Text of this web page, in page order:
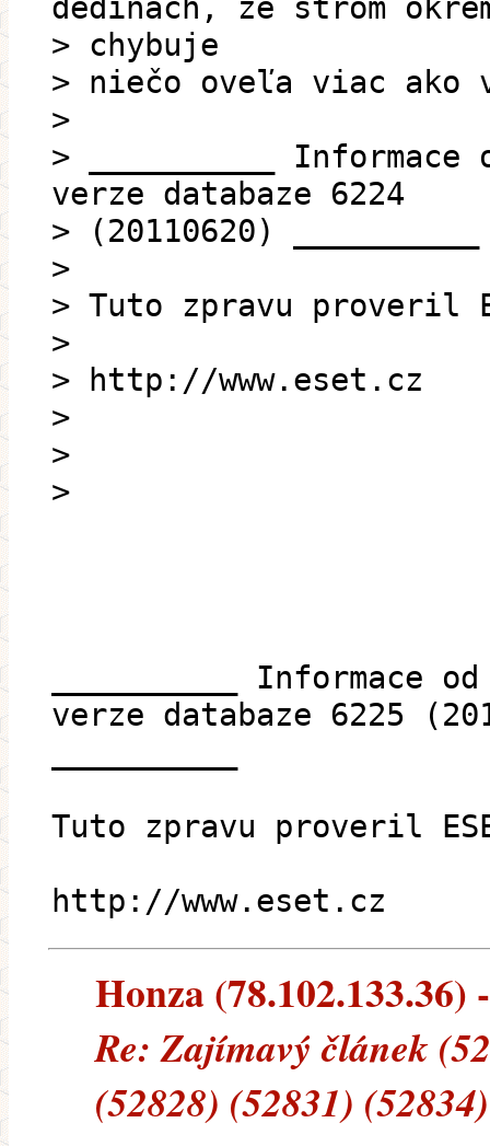
dedinách, že strom
> chybuje
> niečo oveľa viac ako
>
> __________
verze databaze 6224
> (20110620) __________
>
> Tuto zpravu proveril
>
> http://www.eset.cz
>
>
>
__________ Informace
verze databaze 6225
Tuto zpravu proveril
http://www.eset.cz
Honza (78.102.133.36)
Re: Zajímavý článek
(52828) (52831)